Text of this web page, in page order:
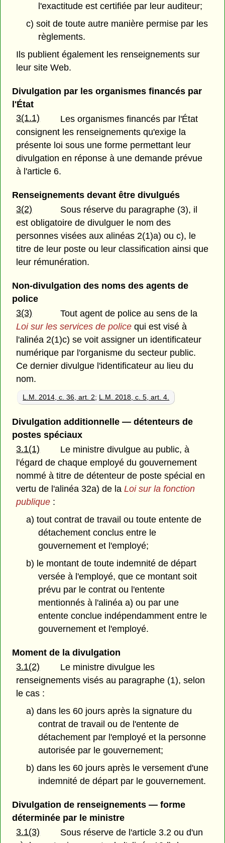
l'exactitude est certifiée par leur auditeur;
c) soit de toute autre manière permise par les
règlements.
Ils publient également les renseignements sur
leur site Web.
Divulgation par les organismes financés par
l'État
3(1.1)
Les organismes financés par l'État
consignent les renseignements qu'exige la
présente loi sous une forme permettant leur
divulgation en réponse à une demande prévue
à l'article 6.
Renseignements devant être divulgués
3(2)
Sous réserve du paragraphe (3), il
est obligatoire de divulguer le nom des
personnes visées aux alinéas 2(1)a) ou c), le
titre de leur poste ou leur classification ainsi que
leur rémunération.
Non-divulgation des noms des agents de
police
3(3)
Tout agent de police au sens de la
Loi sur les services de police qui est visé à
l'alinéa 2(1)c) se voit assigner un identificateur
numérique par l'organisme du secteur public.
Ce dernier divulgue l'identificateur au lieu du
nom.
L.M. 2014, c. 36, art. 2; L.M. 2018, c. 5, art. 4.
Divulgation additionnelle — détenteurs de
postes spéciaux
3.1(1)
Le ministre divulgue au public, à
l'égard de chaque employé du gouvernement
nommé à titre de détenteur de poste spécial en
vertu de l'alinéa 32a) de laLoi sur la fonction
publique :
a) tout contrat de travail ou toute entente de
détachement conclus entre le
gouvernement et l'employé;
b) le montant de toute indemnité de départ
versée à l'employé, que ce montant soit
prévu par le contrat ou l'entente
mentionnés à l'alinéa a) ou par une
entente conclue indépendamment entre le
gouvernement et l'employé.
Moment de la divulgation
3.1(2)
Le ministre divulgue les
renseignements visés au paragraphe (1), selon
le cas :
a) dans les 60 jours après la signature du
contrat de travail ou de l'entente de
détachement par l'employé et la personne
autorisée par le gouvernement;
b) dans les 60 jours après le versement d'une
indemnité de départ par le gouvernement.
Divulgation de renseignements — forme
déterminée par le ministre
3.1(3)
Sous réserve de l'article 3.2 ou d'un